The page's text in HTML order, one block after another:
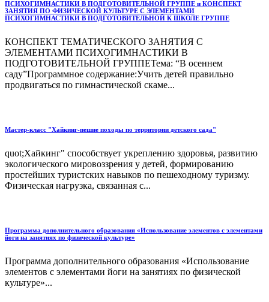
ПСИХОГИМНАСТИКИ В ПОДГОТОВИТЕЛЬНОЙ ГРУППЕ и КОНСПЕКТ
ЗАНЯТИЯ ПО ФИЗИЧЕСКОЙ КУЛЬТУРЕ С ЭЛЕМЕНТАМИ
ПСИХОГИМНАСТИКИ В ПОДГОТОВИТЕЛЬНОЙ К ШКОЛЕ ГРУППЕ
КОНСПЕКТ ТЕМАТИЧЕСКОГО ЗАНЯТИЯ С
ЭЛЕМЕНТАМИ ПСИХОГИМНАСТИКИ В
ПОДГОТОВИТЕЛЬНОЙ ГРУППЕТема: “В осеннем
саду”Программное содержание:Учить детей правильно
продвигаться по гимнастической скаме...
Мастер-класс "Хайкинг-пешие походы по территории детского сада"
quot;Хайкинг" способствует укреплению здоровья, развитию
экологического мировоззрения у детей, формированию
простейших туристских навыков по пешеходному туризму.
Физическая нагрузка, связанная с...
Программа дополнительного образования «Использование элементов с элементами
йоги на занятиях по физической культуре»
Программа дополнительного образования «Использование
элементов с элементами йоги на занятиях по физической
культуре»...